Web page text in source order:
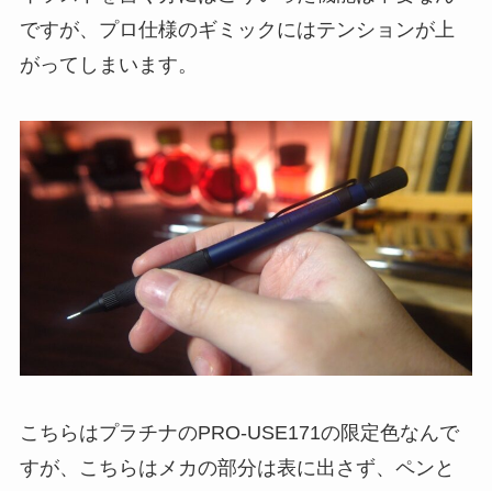
ですが、プロ仕様のギミックにはテンションが上
がってしまいます。
こちらはプラチナのPRO-USE171の限定色なんで
すが、こちらはメカの部分は表に出さず、ペンと